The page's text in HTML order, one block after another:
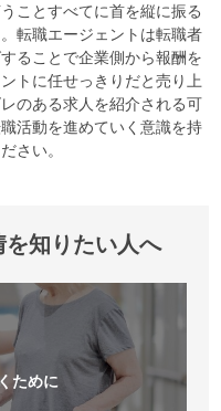
ことすべてに首を縦に振る
転職エージェントは転職者
ることで企業側から報酬を
トに任せっきりだと売り上
のある求人を紹介される可
活動を進めていく意識を持
さい。
知りたい人へ
ために